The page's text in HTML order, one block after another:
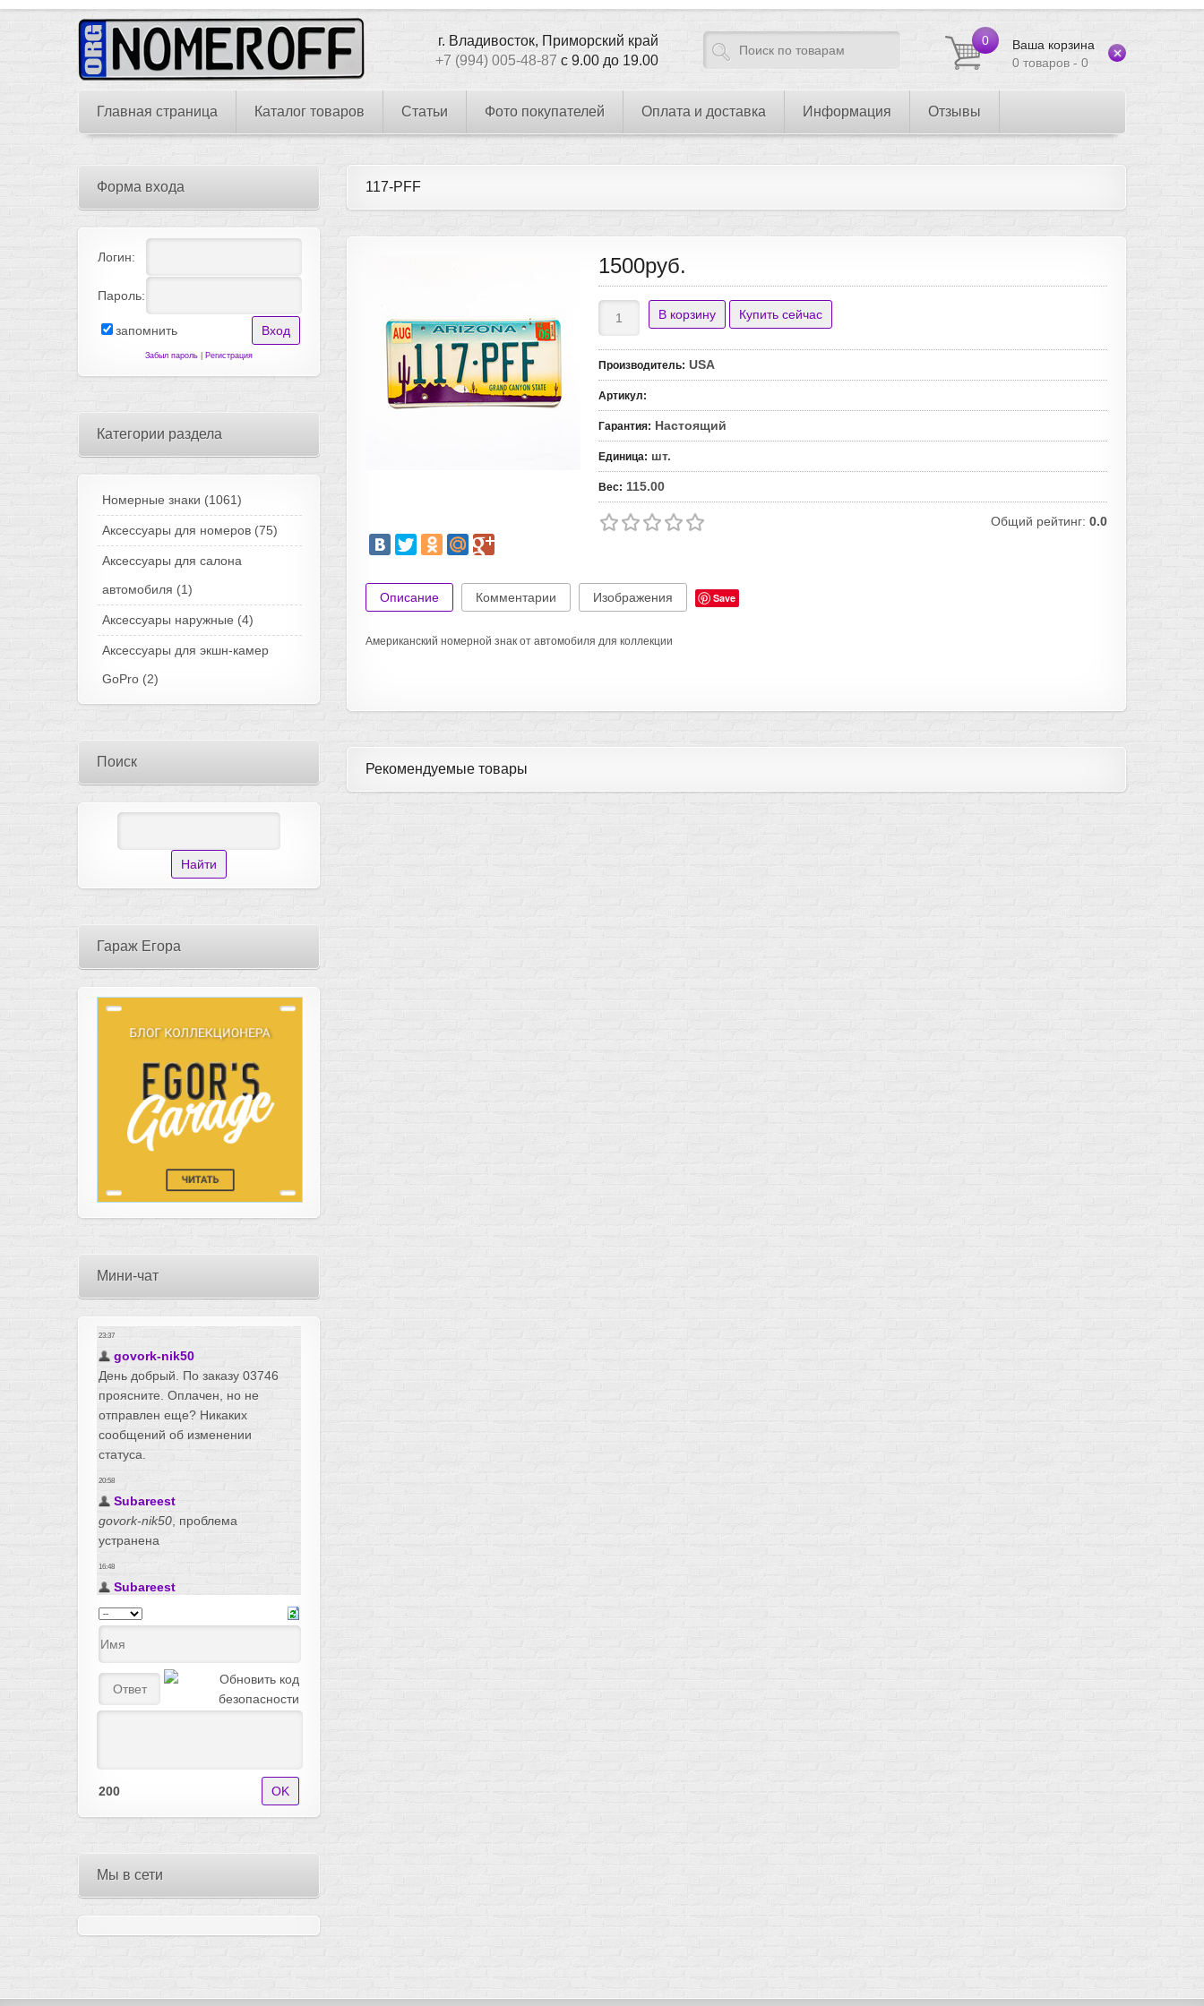
0
Ваша корзина
0 товаров - 0
г. Владивосток, Приморский край
+7 (994) 005-48-87 с 9.00 до 19.00
Главная страница Каталог товаров Статьи Фото покупателей Оплата и доставка Информация Отзывы
117-PFF
1500руб.
Производитель: USA
Артикул:
Гарантия: Настоящий
Единица: шт.
Вес: 115.00
Общий рейтинг: 0.0
Описание Комментарии Изображения Save
Американский номерной знак от автомобиля для коллекции
Рекомендуемые товары
Форма входа
Логин:
Пароль:
запомнить
Забыл пароль Регистрация
Категории раздела
Номерные знаки (1061)
Аксессуары для номеров (75)
Аксессуары для салона
автомобиля (1)
Аксессуары наружные (4)
Аксессуары для экшн-камер
GoPro (2)
Поиск
Гараж Егора
Мини-чат
200
Мы в сети